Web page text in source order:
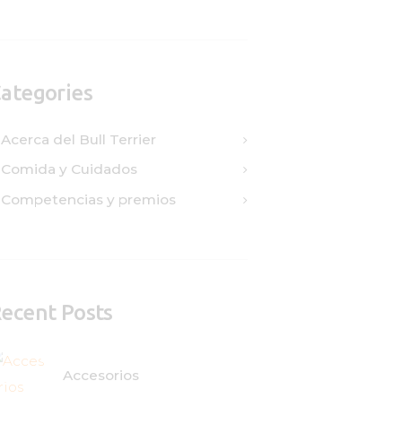
Acerca del Bull Terrier
Comida y Cuidados
Competencias y premios
Posts
Accesorios